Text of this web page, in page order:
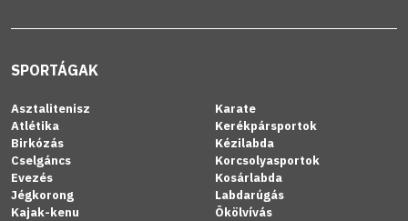
SPORTÁGAK
Asztalitenisz
Atlétika
Birkózás
Cselgáncs
Evezés
Jégkorong
Kajak-kenu
Karate
Kerékpársportok
Kézilabda
Korcsolyasportok
Kosárlabda
Labdarúgás
Ökölvívás